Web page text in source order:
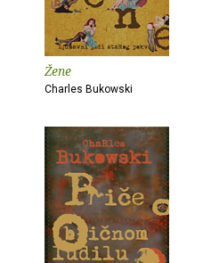
Žene
Charles Bukowski